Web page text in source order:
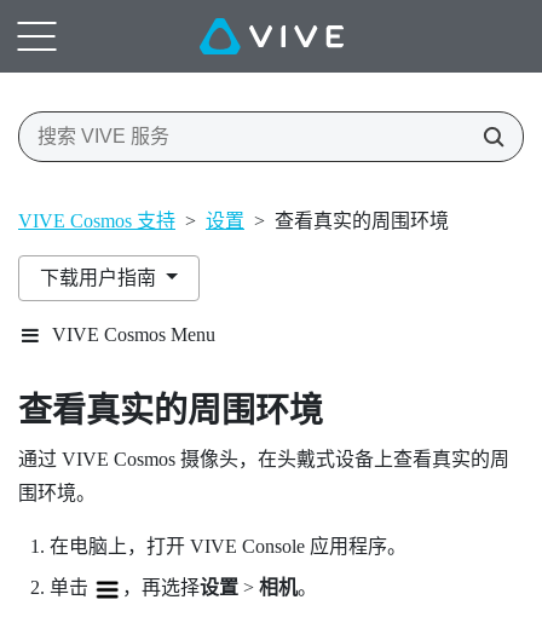
VIVE Cosmos 支持 > 设置 > 查看真实的周围环境
下载用户指南
VIVE Cosmos Menu
查看真实的周围环境
通过 VIVE Cosmos 摄像头，在头戴式设备上查看真实的周
围环境。
在电脑上，打开 VIVE Console应用程序。
单击 ，再选择设置> 相机。